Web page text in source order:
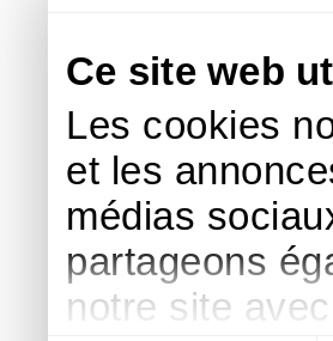
Ce site web
Les cookies
et les
médias
partageons
notre site